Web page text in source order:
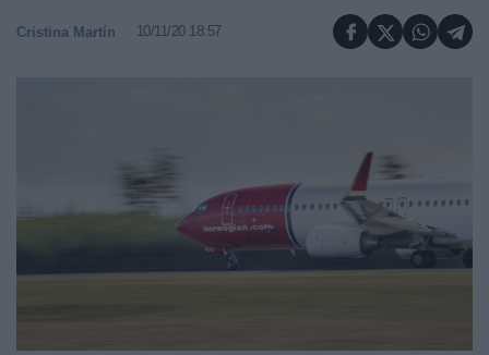
Cristina Martín 10/11/20 18:57